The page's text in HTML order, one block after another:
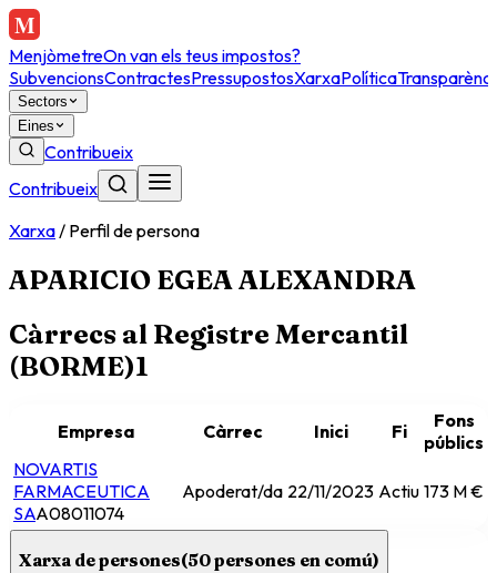
MenjòmetreOn van els teus impostos?
SubvencionsContractesPressupostosXarxaPolítica
Sectors
Eines
Contribueix
Contribueix
Xarxa/ Perfil de persona
APARICIO EGEA ALEXANDRA
Càrrecs al Registre Mercantil
(BORME)1
Empresa Càrrec Inici Fi
Fons
públics
NOVARTIS
FARMACEUTICA
SAA08011074
Apoderat/da 22/11/2023 Actiu 173 M €
Xarxa de persones(50persones en comú)